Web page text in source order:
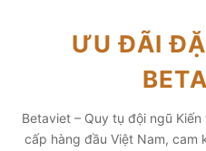
ƯU ĐÃI
Betaviet – Quy tụ đội ngũ
cấp hàng đầu Việt Nam, cam